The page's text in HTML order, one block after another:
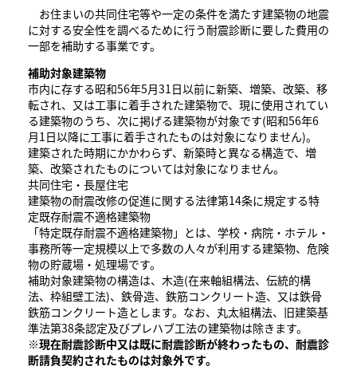
お住まいの共同住宅等や一定の条件を満たす建築物の地震
に対する安全性を調べるために行う耐震診断に要した費用の
一部を補助する事業です。
補助対象建築物
市内に存する昭和56年5月31日以前に新築、増築、改築、移
転され、又は工事に着手された建築物で、現に使用されてい
る建築物のうち、次に掲げる建築物が対象です(昭和56年6
月1日以降に工事に着手されたものは対象になりません)。
建築された時期にかかわらず、新築時と異なる構造で、増
築、改築されたものについては対象になりません。
共同住宅・長屋住宅
建築物の耐震改修の促進に関する法律第14条に規定する特
定既存耐震不適格建築物
「特定既存耐震不適格建築物」とは、学校・病院・ホテル・
事務所等一定規模以上で多数の人々が利用する建築物、危険
物の貯蔵場・処理場です。
補助対象建築物の構造は、木造(在来軸組構法、伝統的構
法、枠組壁工法)、鉄骨造、鉄筋コンクリート造、又は鉄骨
鉄筋コンクリート造とします。なお、丸太組構法、旧建築基
準法第38条認定及びプレハブ工法の建築物は除きます。
※現在耐震診断中又は既に耐震診断が終わったもの、耐震診
断請負契約されたものは対象外です。